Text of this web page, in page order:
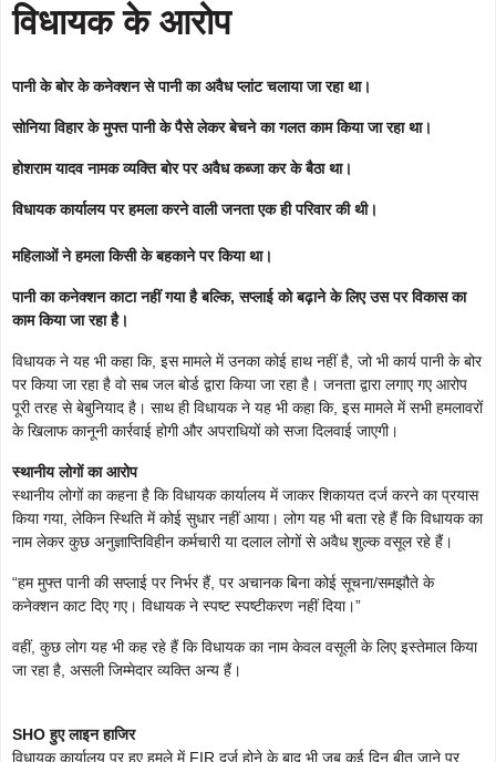
विधायक के आरोप
पानी के बोर के कनेक्शन से पानी का अवैध प्लांट चलाया जा रहा था।
सोनिया विहार के मुफ्त पानी के पैसे लेकर बेचने का गलत काम किया जा रहा था।
होशराम यादव नामक व्यक्ति बोर पर अवैध कब्जा कर के बैठा था।
विधायक कार्यालय पर हमला करने वाली जनता एक ही परिवार की थी।
महिलाओं ने हमला किसी के बहकाने पर किया था।
पानी का कनेक्शन काटा नहीं गया है बल्कि, सप्लाई को बढ़ाने के लिए उस पर विकास का
काम किया जा रहा है।
विधायक ने यह भी कहा कि, इस मामले में उनका कोई हाथ नहीं है, जो भी कार्य पानी के बोर
पर किया जा रहा है वो सब जल बोर्ड द्वारा किया जा रहा है। जनता द्वारा लगाए गए आरोप
पूरी तरह से बेबुनियाद है। साथ ही विधायक ने यह भी कहा कि, इस मामले में सभी हमलावरों
के खिलाफ कानूनी कार्रवाई होगी और अपराधियों को सजा दिलवाई जाएगी।
स्थानीय लोगों का आरोप
स्थानीय लोगों का कहना है कि विधायक कार्यालय में जाकर शिकायत दर्ज करने का प्रयास
किया गया, लेकिन स्थिति में कोई सुधार नहीं आया। लोग यह भी बता रहे हैं कि विधायक का
नाम लेकर कुछ अनुज्ञाप्तिविहीन कर्मचारी या दलाल लोगों से अवैध शुल्क वसूल रहे हैं।
“हम मुफ्त पानी की सप्लाई पर निर्भर हैं, पर अचानक बिना कोई सूचना/समझौते के
कनेक्शन काट दिए गए। विधायक ने स्पष्ट स्पष्टीकरण नहीं दिया।”
वहीं, कुछ लोग यह भी कह रहे हैं कि विधायक का नाम केवल वसूली के लिए इस्तेमाल किया
जा रहा है, असली जिम्मेदार व्यक्ति अन्य हैं।
SHO हुए लाइन हाजिर
विधायक कार्यालय पर हुए हमले में FIR दर्ज होने के बाद भी जब कई दिन बीत जाने पर